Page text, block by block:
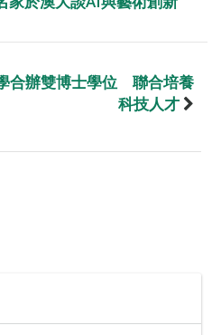
合辦雙博士學位 聯合培養
科技人才